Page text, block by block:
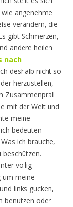
angenehme
verändern, die
gibt Schmerzen,
andere heilen
nach
deshalb nicht so
herzustellen,
Zusammenprall
mit der Welt und
meine
bedeuten
ich brauche,
beschützen.
völlig
um meine
links gucken,
benutzen oder